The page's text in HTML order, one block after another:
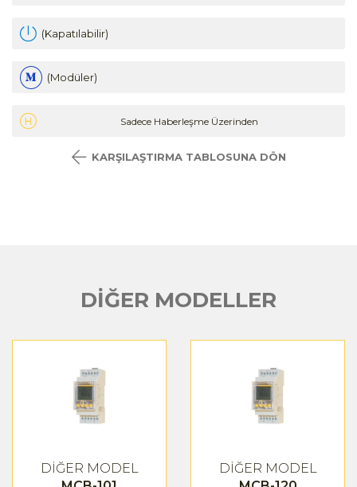
(Kapatılabilir)
(Modüler)
Sadece Haberleşme Üzerinden
KARŞILAŞTIRMA TABLOSUNA DÖN
DİĞER MODELLER
DİĞER MODEL
DİĞER MODEL